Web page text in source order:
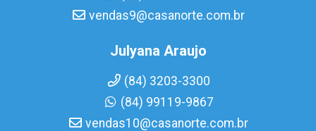
vendas9@casanorte.com.br
Julyana Araujo
(84) 3203-3300
(84) 99119-9867
vendas10@casanorte.com.br